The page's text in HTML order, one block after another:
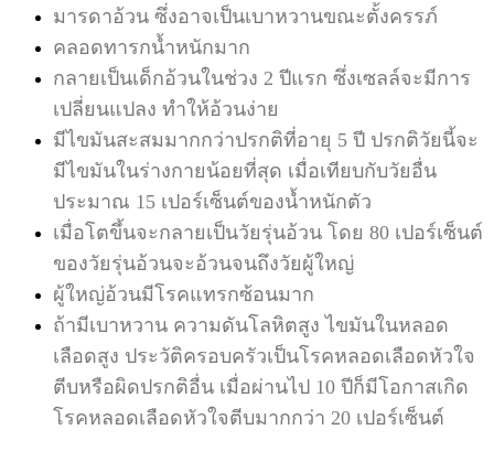
มารดาอ้วน ซึ่งอาจเป็นเบาหวานขณะตั้งครรภ์
คลอดทารกน้ำหนักมาก
กลายเป็นเด็กอ้วนในช่วง 2 ปีแรก ซึ่งเซลล์จะมีการ
เปลี่ยนแปลง ทำให้อ้วนง่าย
มีไขมันสะสมมากกว่าปรกติที่อายุ 5 ปี ปรกติวัยนี้จะ
มีไขมันในร่างกายน้อยที่สุด เมื่อเทียบกับวัยอื่น
ประมาณ 15 เปอร์เซ็นต์ของน้ำหนักตัว
เมื่อโตขึ้นจะกลายเป็นวัยรุ่นอ้วน โดย 80 เปอร์เซ็นต์
ของวัยรุ่นอ้วนจะอ้วนจนถึงวัยผู้ใหญ่
ผู้ใหญ่อ้วนมีโรคแทรกซ้อนมาก
ถ้ามีเบาหวาน ความดันโลหิตสูง ไขมันในหลอด
เลือดสูง ประวัติครอบครัวเป็นโรคหลอดเลือดหัวใจ
ตีบหรือผิดปรกติอื่น เมื่อผ่านไป 10 ปีก็มีโอกาสเกิด
โรคหลอดเลือดหัวใจตีบมากกว่า 20 เปอร์เซ็นต์